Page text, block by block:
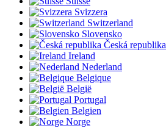
Svizzera
Switzerland
Slovensko
Česká republika
Ireland
Nederland
Belgique
België
Portugal
Belgien
Norge